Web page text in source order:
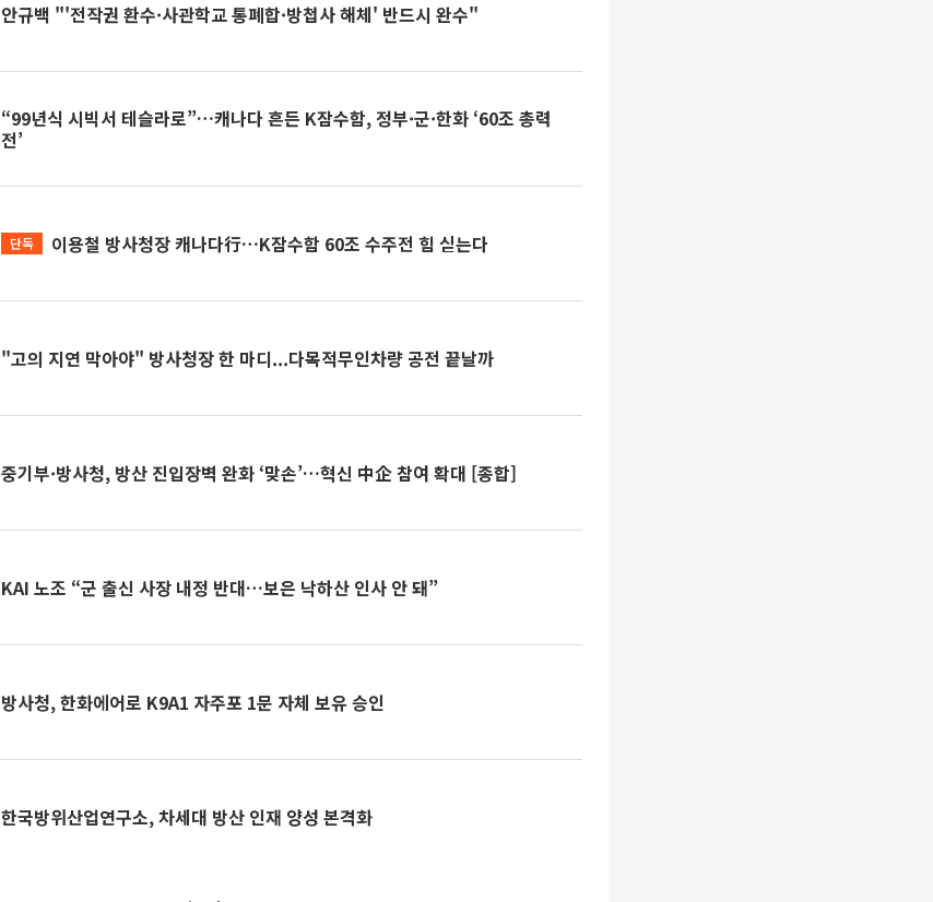
안규백 "'전작권 환수·사관학교 통폐합·방첩사 해체' 반드시 완수"
“99년식 시빅서 테슬라로”…캐나다 흔든 K잠수함, 정부·군·한화 ‘60조 총력
전’
단독 이용철 방사청장 캐나다行…K잠수함 60조 수주전 힘 싣는다
"고의 지연 막아야" 방사청장 한 마디...다목적무인차량 공전 끝날까
중기부·방사청, 방산 진입장벽 완화 ‘맞손’…혁신 中企 참여 확대 [종합]
KAI 노조 “군 출신 사장 내정 반대…보은 낙하산 인사 안 돼”
방사청, 한화에어로 K9A1 자주포 1문 자체 보유 승인
한국방위산업연구소, 차세대 방산 인재 양성 본격화